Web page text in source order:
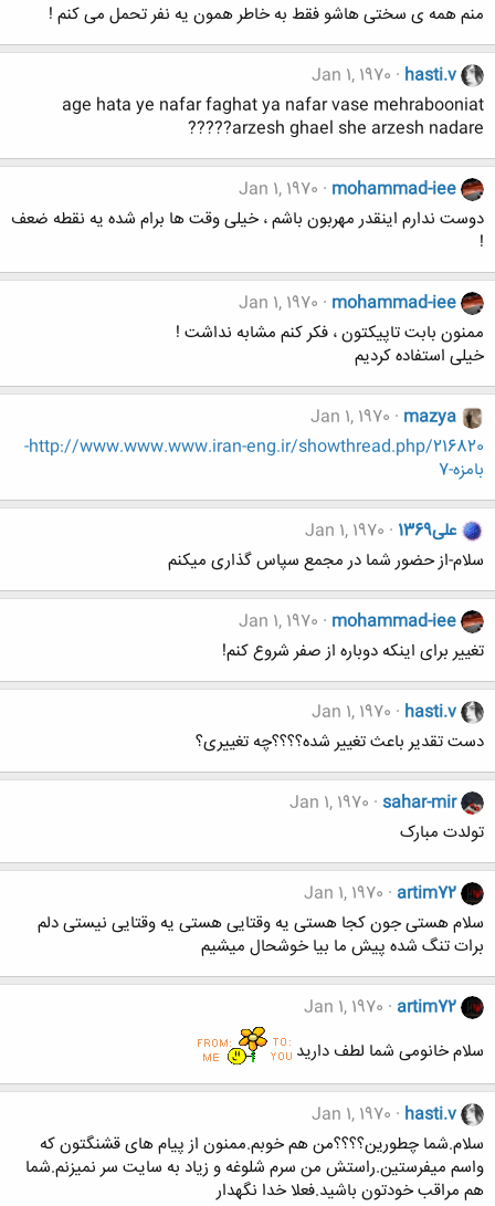
منم همه ی سختی هاشو فقط به خاطر همون یه نفر تحمل می کنم !
hasti.v
Jan 1, 1970
age hata ye nafar faghat ya nafar vase mehrabooniat
arzesh ghael she arzesh nadare?????
mohammad-iee
Jan 1, 1970
دوست ندارم اینقدر مهربون باشم ، خیلی وقت ها برام شده یه نقطه ضعف
!
mohammad-iee
Jan 1, 1970
ممنون بابت تاپیکتون ، فکر کنم مشابه نداشت !
خیلی استفاده کردیم
mazya
Jan 1, 1970
http://www.www.www.iran-eng.ir/showthread.php/216820-
بامزه-7
علی1369
Jan 1, 1970
سلام-از حضور شما در مجمع سپاس گذاری میکنم
mohammad-iee
Jan 1, 1970
تغییر برای اینکه دوباره از صفر شروع کنم!
hasti.v
Jan 1, 1970
دست تقدیر باعث تغییر شده؟؟؟؟چه تغییری؟
sahar-mir
Jan 1, 1970
تولدت مبارک
artim72
Jan 1, 1970
سلام هستی جون کجا هستی یه وقتایی هستی یه وقتایی نیستی دلم
برات تنگ شده پیش ما بیا خوشحال میشیم
artim72
Jan 1, 1970
سلام خانومی شما لطف دارید
hasti.v
Jan 1, 1970
سلام.شما چطورین؟؟؟؟من هم خوبم.ممنون از پیام های قشنگتون که
واسم میفرستین.راستش من سرم شلوغه و زیاد به سایت سر نمیزنم.شما
هم مراقب خودتون باشید.فعلا خدا نگهدار